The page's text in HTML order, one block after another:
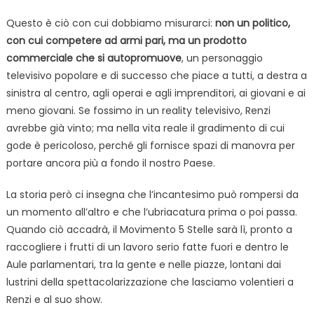
Questo è ciò con cui dobbiamo misurarci: non un politico,
con cui competere ad armi pari, ma un prodotto
commerciale che si autopromuove, un personaggio
televisivo popolare e di successo che piace a tutti, a destra a
sinistra al centro, agli operai e agli imprenditori, ai giovani e ai
meno giovani. Se fossimo in un reality televisivo, Renzi
avrebbe già vinto; ma nella vita reale il gradimento di cui
gode è pericoloso, perché gli fornisce spazi di manovra per
portare ancora più a fondo il nostro Paese.
La storia però ci insegna che l’incantesimo può rompersi da
un momento all’altro e che l’ubriacatura prima o poi passa.
Quando ciò accadrà, il Movimento 5 Stelle sarà lì, pronto a
raccogliere i frutti di un lavoro serio fatte fuori e dentro le
Aule parlamentari, tra la gente e nelle piazze, lontani dai
lustrini della spettacolarizzazione che lasciamo volentieri a
Renzi e al suo show.